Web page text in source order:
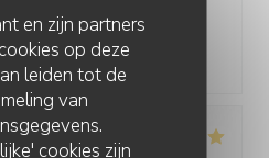
en zijn partners
op deze
leiden tot de
van
cookies zijn
Keuken: 5/5 Kwaliteit / Prijs